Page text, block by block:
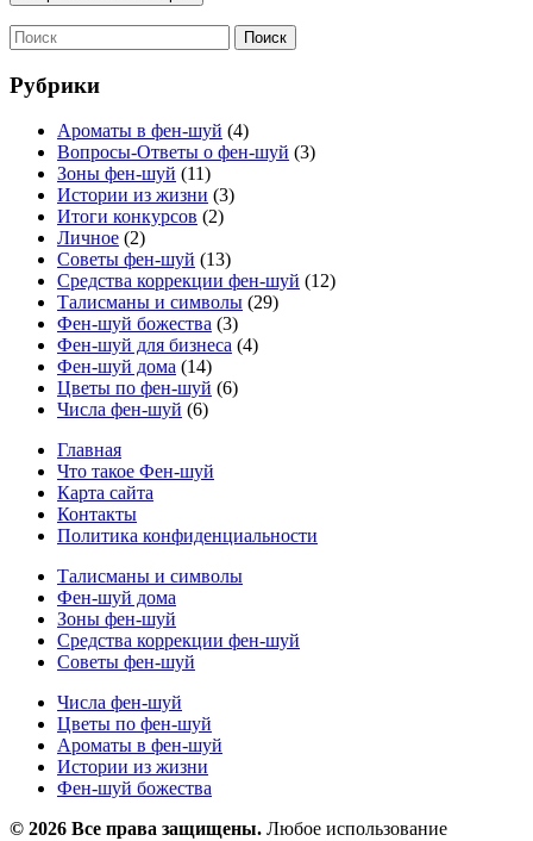
Рубрики
Ароматы в фен-шуй (4)
Вопросы-Ответы о фен-шуй (3)
Зоны фен-шуй (11)
Истории из жизни (3)
Итоги конкурсов (2)
Личное (2)
Советы фен-шуй (13)
Средства коррекции фен-шуй (12)
Талисманы и символы (29)
Фен-шуй божества (3)
Фен-шуй для бизнеса (4)
Фен-шуй дома (14)
Цветы по фен-шуй (6)
Числа фен-шуй (6)
Главная
Что такое Фен-шуй
Карта сайта
Контакты
Политика конфиденциальности
Талисманы и символы
Фен-шуй дома
Зоны фен-шуй
Средства коррекции фен-шуй
Советы фен-шуй
Числа фен-шуй
Цветы по фен-шуй
Ароматы в фен-шуй
Истории из жизни
Фен-шуй божества
© 2026 Все права защищены. Любое использование